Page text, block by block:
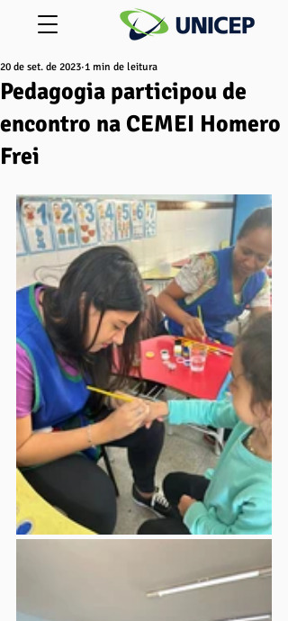
Pedagogia participou de
encontro na CEMEI Homero
Frei
20 de set. de 2023 1 min de leitura